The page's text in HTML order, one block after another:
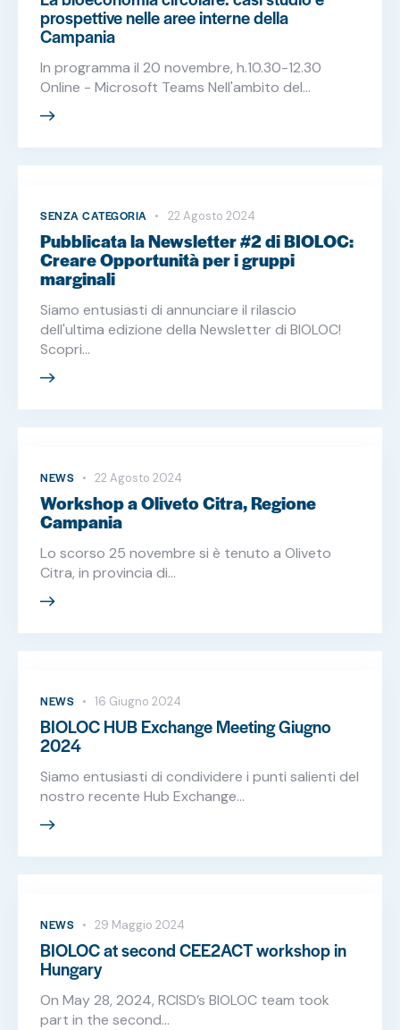
prospettive nelle aree interne della
Campania
In programma il 20 novembre, h.10.30-12.30
Online - Microsoft Teams Nell'ambito del…
SENZA CATEGORIA 22 Agosto 2024
Pubblicata la Newsletter #2 di BIOLOC:
Creare Opportunità per i gruppi
marginali
Siamo entusiasti di annunciare il rilascio
dell'ultima edizione della Newsletter di BIOLOC!
Scopri…
NEWS 22 Agosto 2024
Workshop a Oliveto Citra, Regione
Campania
Lo scorso 25 novembre si è tenuto a Oliveto
Citra, in provincia di…
NEWS 16 Giugno 2024
BIOLOC HUB Exchange Meeting Giugno
2024
Siamo entusiasti di condividere i punti salienti del
nostro recente Hub Exchange…
NEWS 29 Maggio 2024
BIOLOC at second CEE2ACT workshop in
Hungary
On May 28, 2024, RCISD’s BIOLOC team took
part in the second…